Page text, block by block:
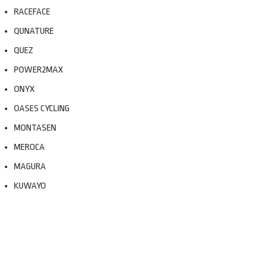
RACEFACE
QUNATURE
QUEZ
POWER2MAX
ONYX
OASES CYCLING
MONTASEN
MEROCA
MAGURA
KUWAYO